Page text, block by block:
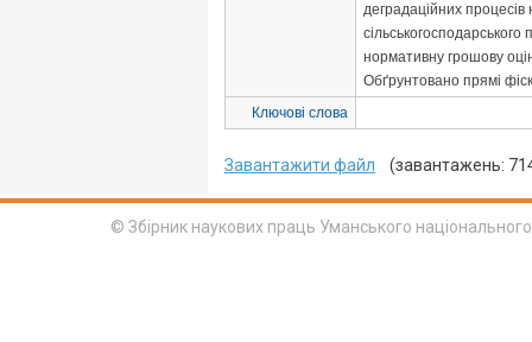
деградаційних
сільськогосподарського
нормативну грошову
Обґрунтовано прямі
Ключові слова
Завантажити файл (завантажень:
© Збірник наукових праць Уманського